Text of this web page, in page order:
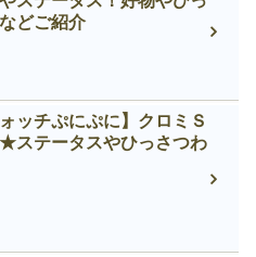
どご紹介
ォッチぷにぷに】クロミＳ
ステータスやひっさつわ